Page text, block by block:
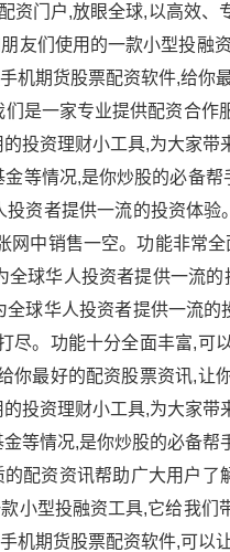
资门户,放眼全球,以高效
友们使用的一款小型投融
机期货股票配资软件,给你
是一家专业提供配资合作
投资理财小工具,为大家
等情况,是你炒股的必备
资者提供一流的投资体
中销售一空。功能非常
球华人投资者提供一流
球华人投资者提供一流
尽。功能十分全面丰富,可
你最好的配资股票资讯,让
投资理财小工具,为大家
等情况,是你炒股的必备
配资资讯帮助广大用户
小型投融资工具,它给我
机期货股票配资软件,可以